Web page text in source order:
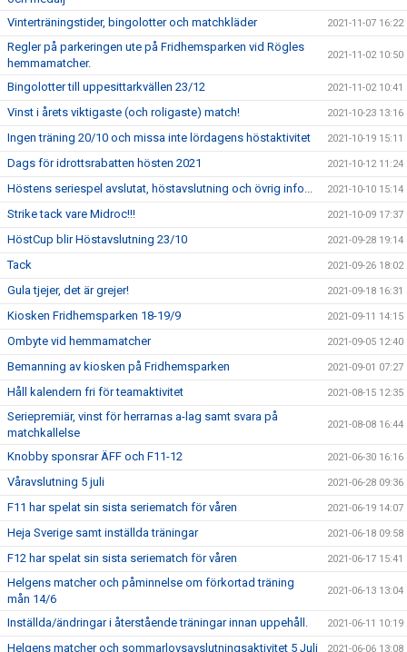
Vinterträningstider, bingolotter och matchkläder
2021-11-07 16:22
Regler på parkeringen ute på Fridhemsparken vid Rögles
hemmamatcher.
2021-11-02 10:50
Bingolotter till uppesittarkvällen 23/12 2021-11-02 10:41
Vinst i årets viktigaste (och roligaste) match! 2021-10-23 13:16
Ingen träning 20/10 och missa inte lördagens höstaktivitet 2021-10-19 15:11
Dags för idrottsrabatten hösten 2021 2021-10-12 11:24
Höstens seriespel avslutat, höstavslutning och övrig info... 2021-10-10 15:14
Strike tack vare Midroc!!! 2021-10-09 17:37
HöstCup blir Höstavslutning 23/10 2021-09-28 19:14
Tack 2021-09-26 18:02
Gula tjejer, det är grejer! 2021-09-18 16:31
Kiosken Fridhemsparken 18-19/9 2021-09-11 14:15
Ombyte vid hemmamatcher 2021-09-05 12:40
Bemanning av kiosken på Fridhemsparken 2021-09-01 07:27
Håll kalendern fri för teamaktivitet 2021-08-15 12:35
Seriepremiär, vinst för herrarnas a-lag samt svara på
matchkallelse
2021-08-08 16:44
Knobby sponsrar ÄFF och F11-12 2021-06-30 16:16
Våravslutning 5 juli 2021-06-28 09:36
F11 har spelat sin sista seriematch för våren 2021-06-19 14:07
Heja Sverige samt inställda träningar 2021-06-18 09:58
F12 har spelat sin sista seriematch för våren 2021-06-17 15:41
Helgens matcher och påminnelse om förkortad träning
mån 14/6
2021-06-13 13:04
Inställda/ändringar i återstående träningar innan uppehåll. 2021-06-11 10:19
Helgens matcher och sommarlovsavslutningsaktivitet 5 Juli 2021-06-06 13:08